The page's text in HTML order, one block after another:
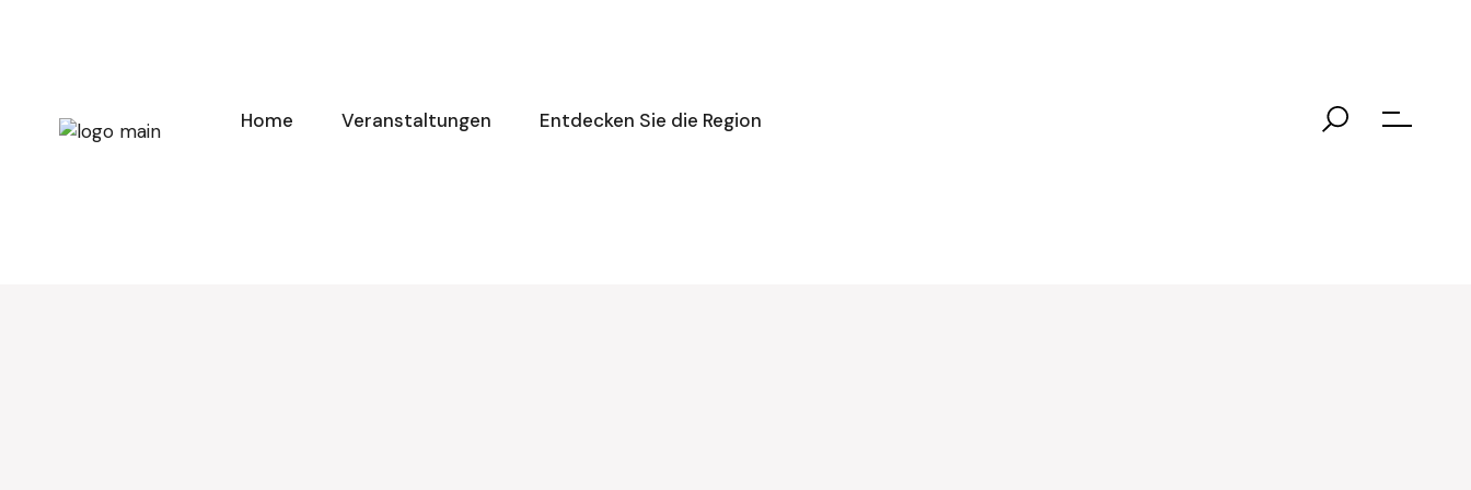
Home Veranstaltungen Entdecken Sie die Region